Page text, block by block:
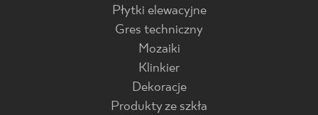
Płytki elewacyjne
Gres techniczny
Mozaiki
Klinkier
Dekoracje
Produkty ze szkła